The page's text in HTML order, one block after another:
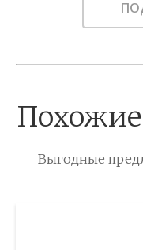
Выгодные